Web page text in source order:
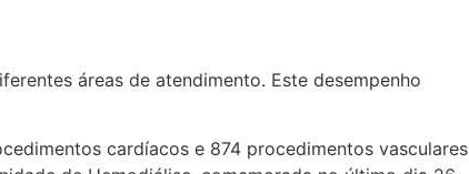
áreas de atendimento. Este desempenho
cardíacos e 874 procedimentos vasculares